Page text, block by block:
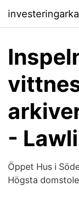
-
Öppet Hus i
Högsta